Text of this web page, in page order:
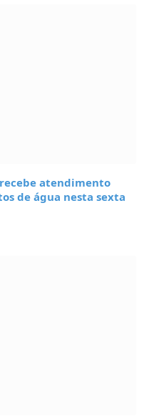
atendimento
de água nesta sexta